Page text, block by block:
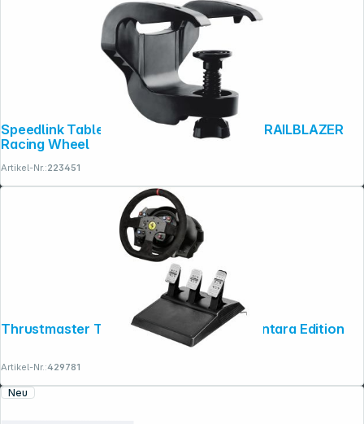
Speedlink Table Mount for DRIFT O.Z & TRAILBLAZER
Racing Wheel
Artikel-Nr.:223451
Thrustmaster T300 Ferrari Integral Alcantara Edition
Artikel-Nr.:429781
Neu